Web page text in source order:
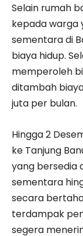
Selain rumah
kepada warga
sementara di
biaya hidup.
memperoleh
ditambah
juta per bulan.
Hingga 2
ke Tanjung
yang bersedia
sementara
secara
terdampak
segera